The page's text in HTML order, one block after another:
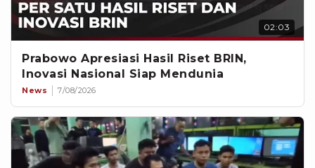
02:03
Prabowo Apresiasi Hasil Riset BRIN,
Inovasi Nasional Siap Mendunia
News 7/08/2026